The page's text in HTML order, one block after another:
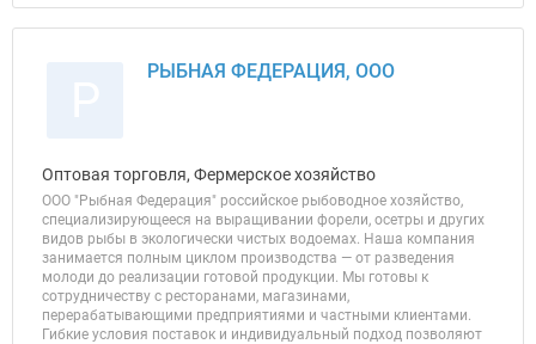
РЫБНАЯ ФЕДЕРАЦИЯ, ООО
Оптовая торговля, Фермерское хозяйство
ООО "Рыбная Федерация" российское рыбоводное хозяйство,
специализирующееся на выращивании форели, осетры и других
видов рыбы в экологически чистых водоемах. Наша компания
занимается полным циклом производства — от разведения
молоди до реализации готовой продукции. Мы готовы к
сотрудничеству с ресторанами, магазинами,
перерабатывающими предприятиями и частными клиентами.
Гибкие условия поставок и индивидуальный подход позволяют